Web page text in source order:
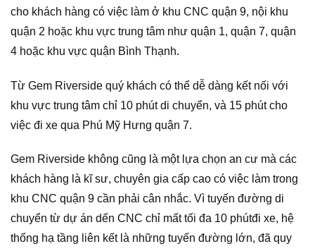
cho khách hàng có việc làm ở khu CNC quận 9, nội khu
quận 2 hoặc khu vực trung tâm như quận 1, quận 7, quận
4 hoặc khu vực quận Bình Thạnh.
Từ Gem Riverside quý khách có thể dễ dàng kết nối với
khu vực trung tâm chỉ 10 phút di chuyển, và 15 phút cho
việc đi xe qua Phú Mỹ Hưng quận 7.
Gem Riverside không cũng là một lựa chọn an cư mà các
khách hàng là kĩ sư, chuyên gia cấp cao có việc làm trong
khu CNC quận 9 cần phải cân nhắc. Vì tuyến đường di
chuyển từ dự án dến CNC chỉ mất tối đa 10 phútđi xe, hệ
thống hạ tầng liên kết là những tuyến đường lớn, đã quy